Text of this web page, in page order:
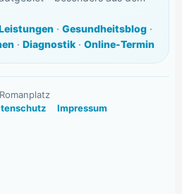
· Gesundheitsblog·
· Diagnostik· Online-Termin
Impressum